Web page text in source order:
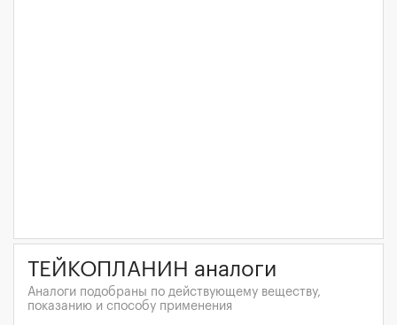
ТЕЙКОПЛАНИН аналоги
Аналоги подобраны по действующему веществу,
показанию и способу применения